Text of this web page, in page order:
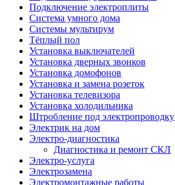
Подключение электроплиты
Система умного дома
Системы мультирум
Тёплый пол
Установка выключателей
Установка дверных звонков
Установка домофонов
Установка и замена розеток
Установка телевизора
Установка холодильника
Штробление под электропроводку
Электрик на дом
Электро-диагностика
Диагностика и ремонт СКЛ
Электро-услуга
Электрозамена
Электромонтажные работы